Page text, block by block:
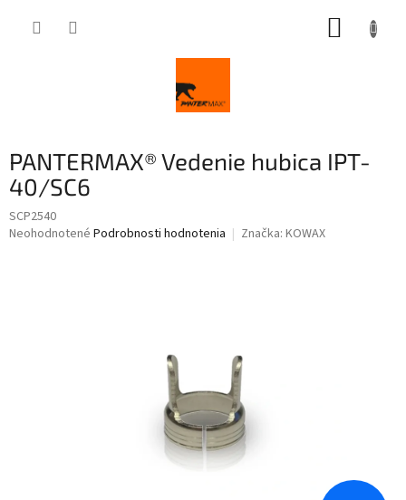
PANTERMAX® Vedenie hubica IPT-
40/SC6
SCP2540
Priemerné
Neohodnotené Podrobnosti hodnotenia Značka: KOWAX